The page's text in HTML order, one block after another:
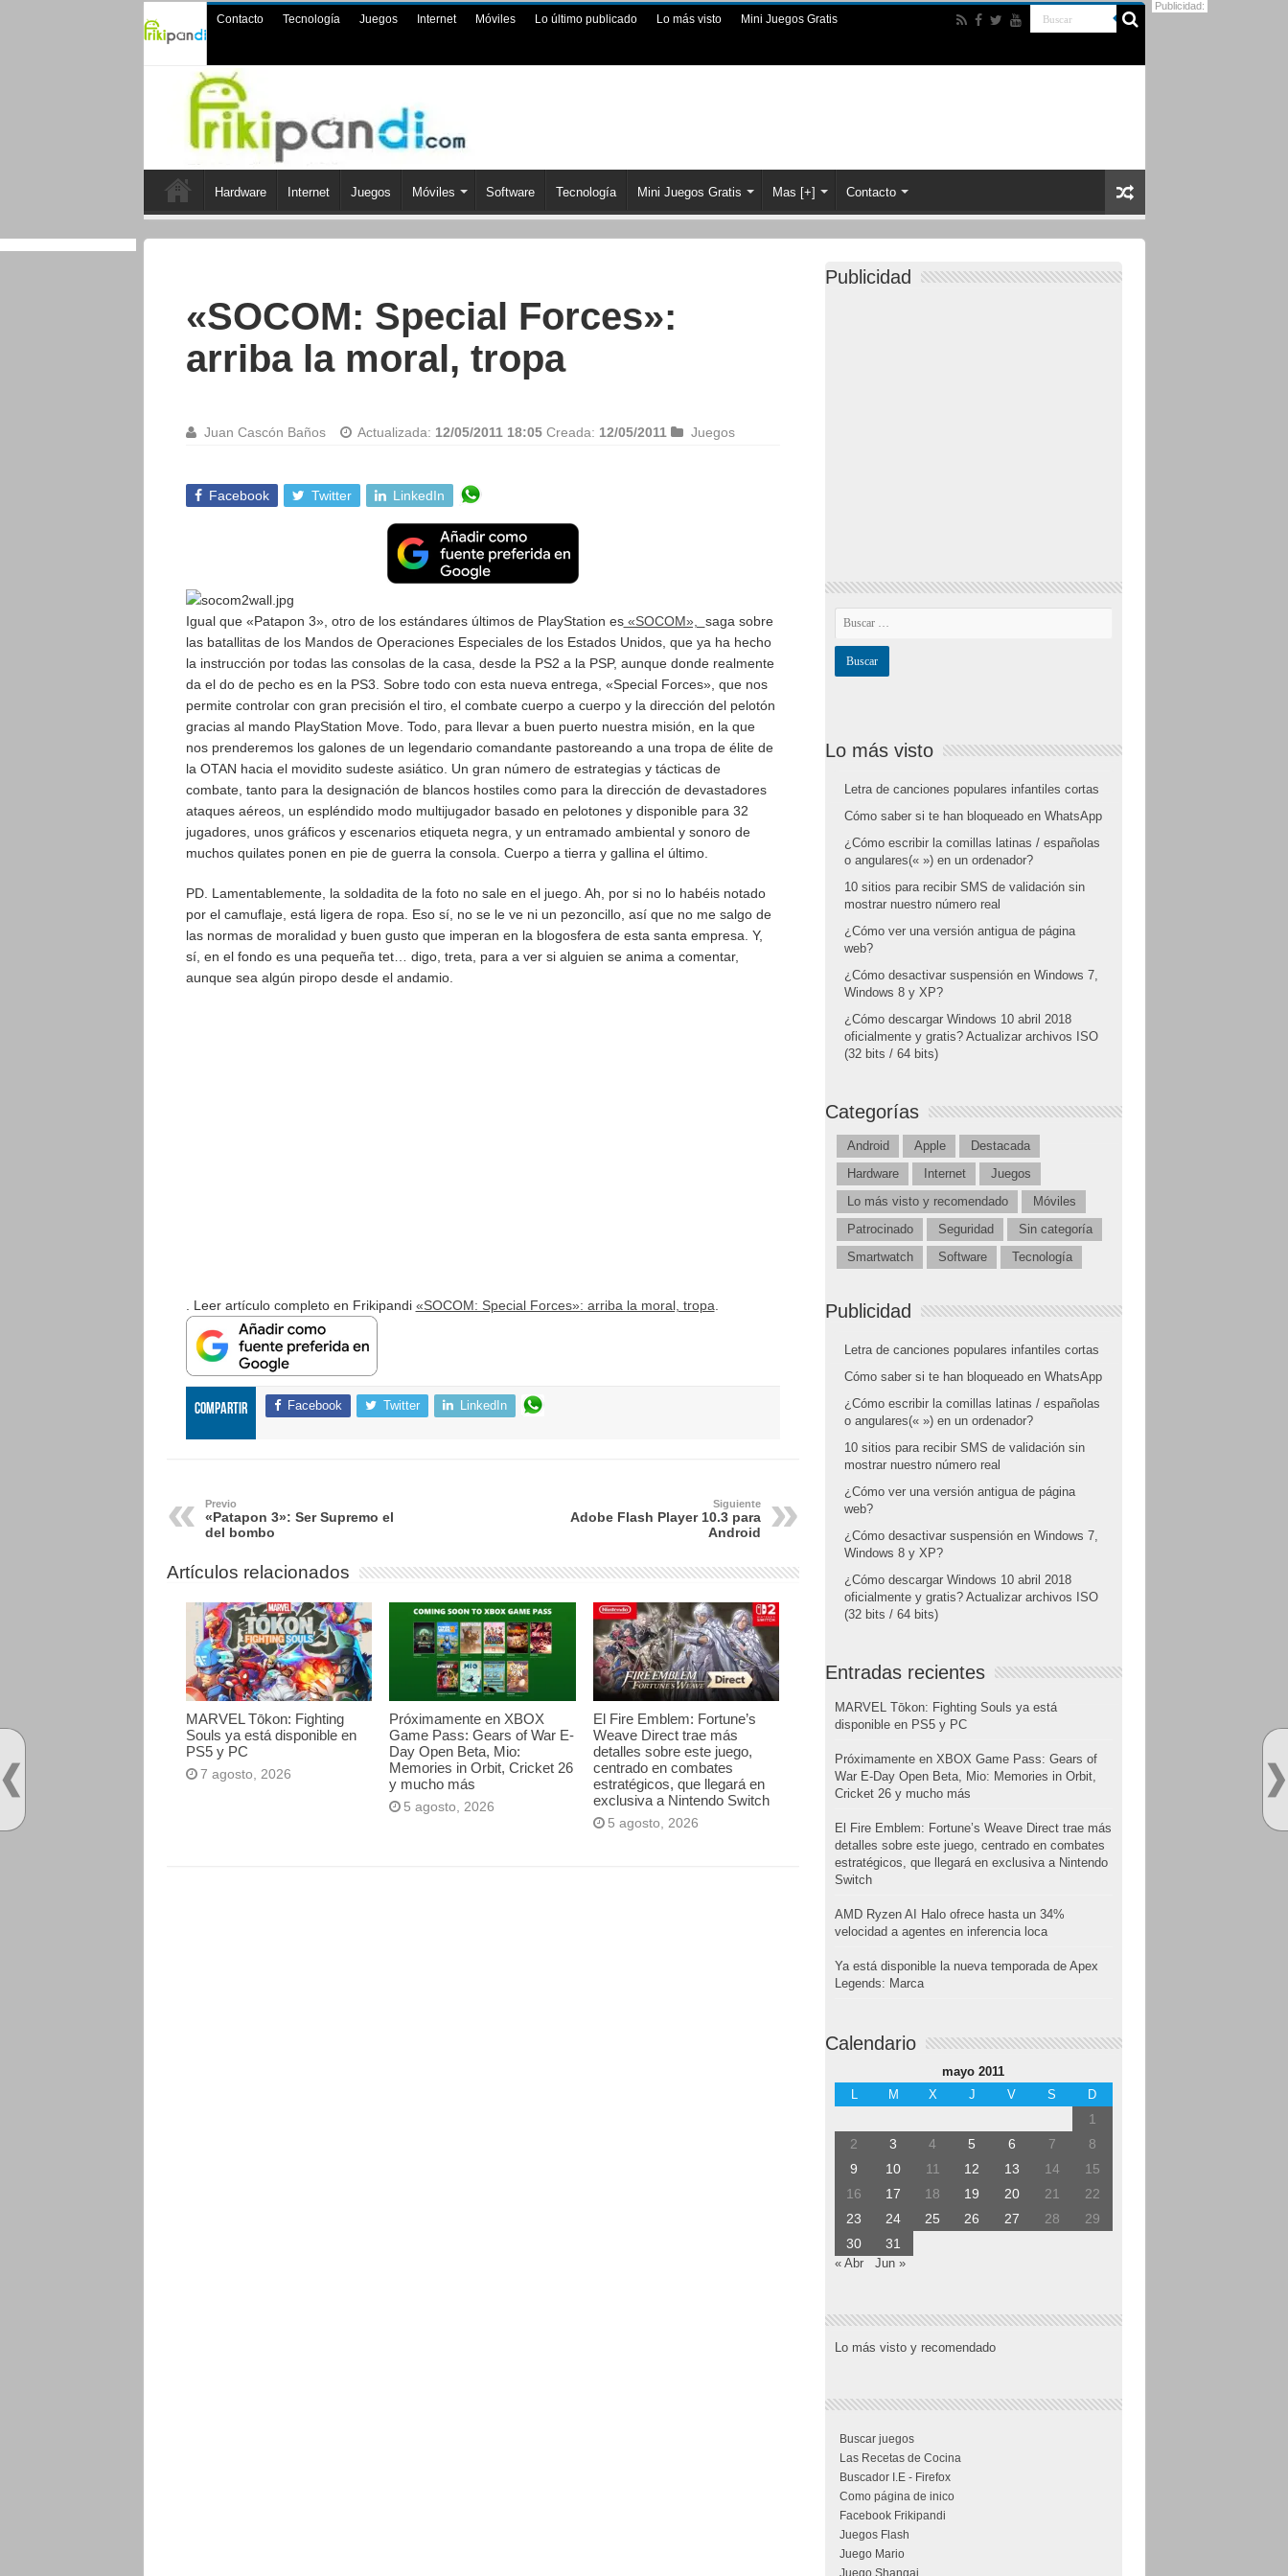
Contacto Tecnología Juegos Internet Móviles Lo último publicado Lo más visto Mini Juegos Gratis
Hardware Internet Juegos Móviles Software Tecnología Mini Juegos Gratis Mas [+] Contacto
«SOCOM: Special Forces»:
arriba la moral, tropa
Juan Cascón Baños Actualizada: 12/05/2011 18:05 Creada: 12/05/2011 Juegos
Facebook Twitter LinkedIn
Igual que «Patapon 3», otro de los estándares últimos de PlayStation es«SOCOM», saga sobre
las batallitas de los Mandos de Operaciones Especiales de los Estados Unidos, que ya ha hecho
la instrucción por todas las consolas de la casa, desde la PS2 a la PSP, aunque donde realmente
da el do de pecho es en la PS3. Sobre todo con esta nueva entrega, «Special Forces», que nos
permite controlar con gran precisión el tiro, el combate cuerpo a cuerpo y la dirección del pelotón
gracias al mando PlayStation Move. Todo, para llevar a buen puerto nuestra misión, en la que
nos prenderemos los galones de un legendario comandante pastoreando a una tropa de élite de
la OTAN hacia el movidito sudeste asiático. Un gran número de estrategias y tácticas de
combate, tanto para la designación de blancos hostiles como para la dirección de devastadores
ataques aéreos, un espléndido modo multijugador basado en pelotones y disponible para 32
jugadores, unos gráficos y escenarios etiqueta negra, y un entramado ambiental y sonoro de
muchos quilates ponen en pie de guerra la consola. Cuerpo a tierra y gallina el último.
PD. Lamentablemente, la soldadita de la foto no sale en el juego. Ah, por si no lo habéis notado
por el camuflaje, está ligera de ropa. Eso sí, no se le ve ni un pezoncillo, así que no me salgo de
las normas de moralidad y buen gusto que imperan en la blogosfera de esta santa empresa. Y,
sí, en el fondo es una pequeña tet… digo, treta, para a ver si alguien se anima a comentar,
aunque sea algún piropo desde el andamio.
. Leer artículo completo en Frikipandi «SOCOM: Special Forces»: arriba la moral, tropa
Compartir Facebook Twitter LinkedIn
Previo
«Patapon 3»: Ser Supremo el
del bombo
Siguiente
Adobe Flash Player 10.3 para
Android
Artículos relacionados
MARVEL Tōkon: Fighting
Souls ya está disponible en
PS5 y PC
7 agosto, 2026
Próximamente en XBOX
Game Pass: Gears of War E-
Day Open Beta, Mio:
Memories in Orbit, Cricket 26
y mucho más
5 agosto, 2026
El Fire Emblem: Fortune’s
Weave Direct trae más
detalles sobre este juego,
centrado en combates
estratégicos, que llegará en
exclusiva a Nintendo Switch
5 agosto, 2026
Publicidad
Lo más visto
Letra de canciones populares infantiles cortas
Cómo saber si te han bloqueado en WhatsApp
¿Cómo escribir la comillas latinas / españolas
o angulares(« ») en un ordenador?
10 sitios para recibir SMS de validación sin
mostrar nuestro número real
¿Cómo ver una versión antigua de página
web?
¿Cómo desactivar suspensión en Windows 7,
Windows 8 y XP?
¿Cómo descargar Windows 10 abril 2018
oficialmente y gratis? Actualizar archivos ISO
(32 bits / 64 bits)
Categorías
Android Apple
Destacada
Hardware
Internet
Juegos
Lo más visto y recomendado
Móviles
Patrocinado
Seguridad
Sin categoría
Smartwatch
Software Tecnología
Publicidad
Letra de canciones populares infantiles cortas
Cómo saber si te han bloqueado en WhatsApp
¿Cómo escribir la comillas latinas / españolas
o angulares(« ») en un ordenador?
10 sitios para recibir SMS de validación sin
mostrar nuestro número real
¿Cómo ver una versión antigua de página
web?
¿Cómo desactivar suspensión en Windows 7,
Windows 8 y XP?
¿Cómo descargar Windows 10 abril 2018
oficialmente y gratis? Actualizar archivos ISO
(32 bits / 64 bits)
Entradas recientes
MARVEL Tōkon: Fighting Souls ya está
disponible en PS5 y PC
Próximamente en XBOX Game Pass: Gears of
War E-Day Open Beta, Mio: Memories in Orbit,
Cricket 26 y mucho más
El Fire Emblem: Fortune’s Weave Direct trae más
detalles sobre este juego, centrado en combates
estratégicos, que llegará en exclusiva a Nintendo
Switch
AMD Ryzen AI Halo ofrece hasta un 34%
velocidad a agentes en inferencia loca
Ya está disponible la nueva temporada de Apex
Legends: Marca
Calendario
mayo 2011
L
M X J V S D
1
2
3 4 5 6 7
8
9
10 11 12 13 14
15
16
17 18 19 20 21
22
23
24 25 26 27 28
29
30
31
« Abr Jun »
Lo más visto y recomendado
Buscar juegos
Las Recetas de Cocina
Buscador I.E - Firefox
Como página de inico
Facebook Frikipandi
Juegos Flash
Juego Mario
Juego Shangai
Publicidad: